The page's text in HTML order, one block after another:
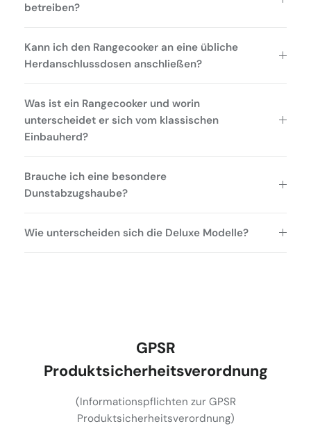
betreiben?
Kann ich den Rangecooker an eine übliche
Herdanschlussdosen anschließen?
Was ist ein Rangecooker und worin
unterscheidet er sich vom klassischen
Einbauherd?
Brauche ich eine besondere
Dunstabzugshaube?
Wie unterscheiden sich die Deluxe Modelle?
GPSR
Produktsicherheitsverordnung
(Informationspflichten zur GPSR
Produktsicherheitsverordnung)